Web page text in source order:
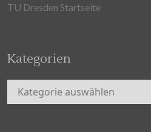
TU Dresden Startseite
Kategorien
Kategorien